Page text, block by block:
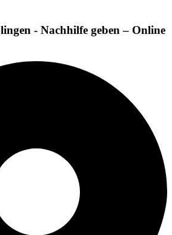
- Nachhilfe geben – Online